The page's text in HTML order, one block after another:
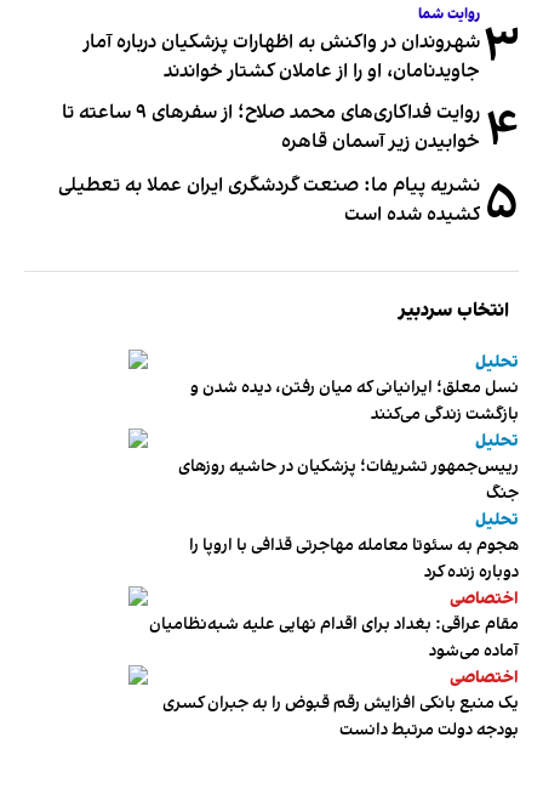
۳ روایت شما
شهروندان در واکنش به اظهارات پزشکیان درباره آمار
جاویدنامان، او را از عاملان کشتار خواندند
۴
روایت فداکاری‌های محمد صلاح؛ از سفرهای ۹ ساعته تا
خوابیدن زیر آسمان قاهره
۵ نشریه پیام ما: صنعت گردشگری ایران عملا به تعطیلی
کشیده شده است
انتخاب سردبیر
تحلیل
نسل معلق؛ ایرانیانی که میان رفتن، دیده شدن و
بازگشت زندگی می‌کنند
تحلیل
رییس‌جمهور تشریفات؛ پزشکیان در حاشیه روزهای
جنگ
تحلیل
هجوم به سئوتا معامله مهاجرتی قذافی با اروپا را
دوباره زنده کرد
اختصاصی
مقام عراقی: بغداد برای اقدام نهایی علیه شبه‌نظامیان
آماده می‌شود
اختصاصی
یک منبع بانکی افزایش رقم قبوض را به جبران کسری
بودجه دولت مرتبط دانست